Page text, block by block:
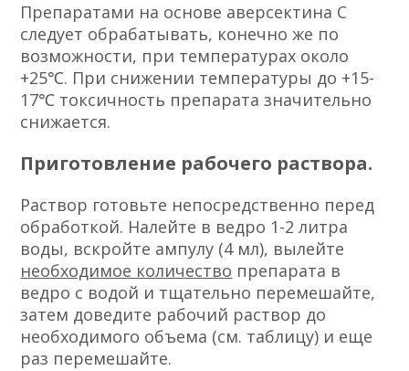
Препаратами на основе аверсектина С
следует обрабатывать, конечно же по
возможности, при температурах около
+25℃. При снижении температуры до +15-
17℃ токсичность препарата значительно
снижается.
Приготовление рабочего раствора.
Раствор готовьте непосредственно перед
обработкой. Налейте в ведро 1-2 литра
воды, вскройте ампулу (4 мл), вылейте
необходимое количество препарата в
ведро с водой и тщательно перемешайте,
затем доведите рабочий раствор до
необходимого объема (см. таблицу) и еще
раз перемешайте.